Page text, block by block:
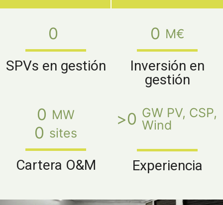
0
SPVs en gestión
0 M€
Inversión en
gestión
0 MW
0 sites
Cartera O&M
>0 GW PV, CSP,
Wind
Experiencia